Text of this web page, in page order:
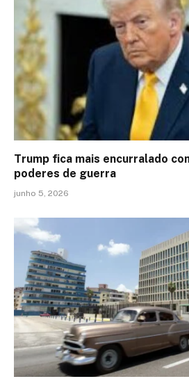
Trump fica mais encurralado
poderes de guerra
junho 5, 2026